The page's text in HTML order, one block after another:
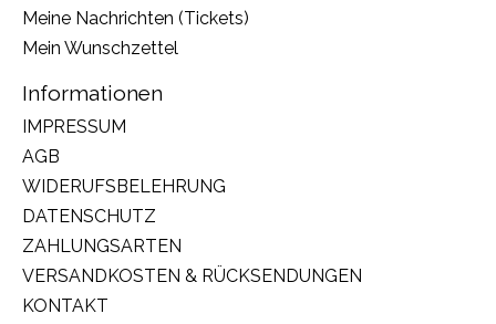
Meine Nachrichten (Tickets)
Mein Wunschzettel
Informationen
IMPRESSUM
AGB
WIDERUFSBELEHRUNG
DATENSCHUTZ
ZAHLUNGSARTEN
VERSANDKOSTEN & RÜCKSENDUNGEN
KONTAKT